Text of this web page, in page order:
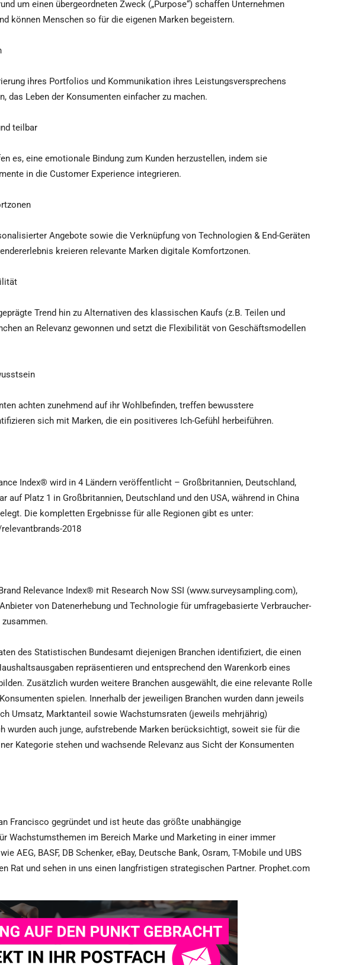
um einen übergeordneten Zweck („Purpose“) schaffen Unternehmen
können Menschen so für die eigenen Marken begeistern.
ihres Portfolios und Kommunikation ihres Leistungsversprechens
das Leben der Konsumenten einfacher zu machen.
teilbar
es, eine emotionale Bindung zum Kunden herzustellen, indem sie
in die Customer Experience integrieren.
Angebote sowie die Verknüpfung von Technologien & End-Geräten
kreieren relevante Marken digitale Komfortzonen.
Trend hin zu Alternativen des klassischen Kaufs (z.B. Teilen und
an Relevanz gewonnen und setzt die Flexibilität von Geschäftsmodellen
achten zunehmend auf ihr Wohlbefinden, treffen bewusstere
sich mit Marken, die ein positiveres Ich-Gefühl herbeiführen.
Index® wird in 4 Ländern veröffentlicht – Großbritannien, Deutschland,
auf Platz 1 in Großbritannien, Deutschland und den USA, während in China
Die kompletten Ergebnisse für alle Regionen gibt es unter:
2018
Relevance Index® mit Research Now SSI (www.surveysampling.com),
von Datenerhebung und Technologie für umfragebasierte Verbraucher-
des Statistischen Bundesamt diejenigen Branchen identifiziert, die einen
repräsentieren und entsprechend den Warenkorb eines
Zusätzlich wurden weitere Branchen ausgewählt, die eine relevante Rolle
spielen. Innerhalb der jeweiligen Branchen wurden dann jeweils
Umsatz, Marktanteil sowie Wachstumsraten (jeweils mehrjährig)
wurden auch junge, aufstrebende Marken berücksichtigt, soweit sie für die
Kategorie stehen und wachsende Relevanz aus Sicht der Konsumenten
Francisco gegründet und ist heute das größte unabhängige
Wachstumsthemen im Bereich Marke und Marketing in einer immer
AEG, BASF, DB Schenker, eBay, Deutsche Bank, Osram, T-Mobile und UBS
Rat und sehen in uns einen langfristigen strategischen Partner. Prophet.com